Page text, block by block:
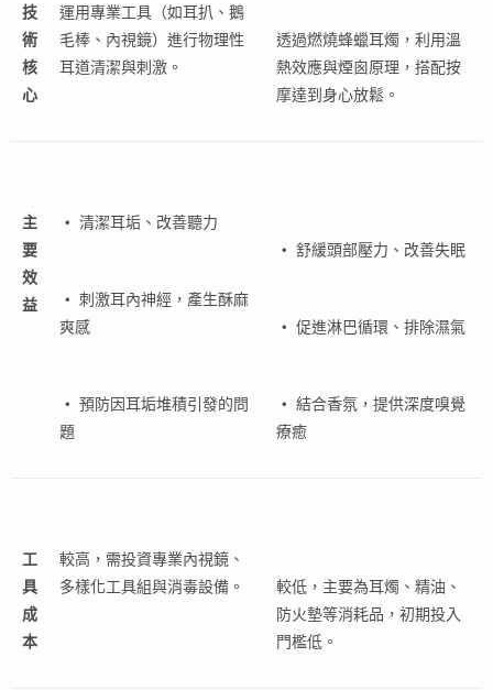
技
術
核
心
運用專業工具（如耳扒、鵝
毛棒、內視鏡）進行物理性
耳道清潔與刺激。
透過燃燒蜂蠟耳燭，利用溫
熱效應與煙囪原理，搭配按
摩達到身心放鬆。
主
要
效
益
・ 清潔耳垢、改善聽力
・ 刺激耳內神經，產生酥麻
爽感
・ 預防因耳垢堆積引發的問
題
・ 舒緩頭部壓力、改善失眠
・ 促進淋巴循環、排除濕氣
・ 結合香氛，提供深度嗅覺
療癒
工
具
成
本
較高，需投資專業內視鏡、
多樣化工具組與消毒設備。
較低，主要為耳燭、精油、
防火墊等消耗品，初期投入
門檻低。